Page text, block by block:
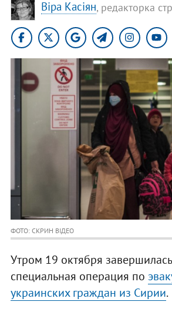
Віра Касіян, редакторка
ФОТО: СКРИН ВІДЕО
Утром 19 октября
специальная операция по
украинских граждан из Сирии.